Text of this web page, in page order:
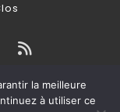
la meilleure
à utiliser ce